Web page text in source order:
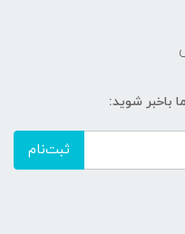
باخبر شوید:
ثبت‌نام